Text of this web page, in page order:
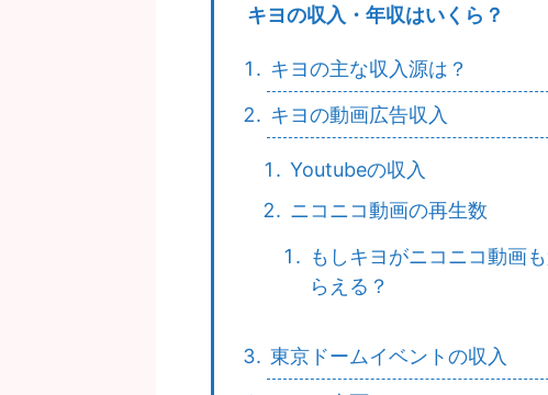
キヨの収入・年収はいくら？
キヨの主な収入源は？
キヨの動画広告収入
Youtubeの収入
ニコニコ動画の再生数
もしキヨがニコニコ動画
らえる？
東京ドームイベントの収入